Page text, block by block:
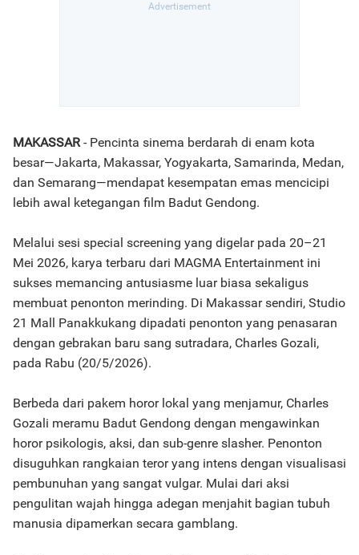
MAKASSAR- Pencinta sinema berdarah di enam kota
besar—Jakarta, Makassar, Yogyakarta, Samarinda, Medan,
dan Semarang—mendapat kesempatan emas mencicipi
lebih awal ketegangan film Badut Gendong.
Melalui sesi special screening yang digelar pada 20–21
Mei 2026, karya terbaru dari MAGMA Entertainment ini
sukses memancing antusiasme luar biasa sekaligus
membuat penonton merinding. Di Makassar sendiri, Studio
21 Mall Panakkukang dipadati penonton yang penasaran
dengan gebrakan baru sang sutradara, Charles Gozali,
pada Rabu (20/5/2026).
Berbeda dari pakem horor lokal yang menjamur, Charles
Gozali meramu Badut Gendong dengan mengawinkan
horor psikologis, aksi, dan sub-genre slasher. Penonton
disuguhkan rangkaian teror yang intens dengan visualisasi
pembunuhan yang sangat vulgar. Mulai dari aksi
pengulitan wajah hingga adegan menjahit bagian tubuh
manusia dipamerkan secara gamblang.